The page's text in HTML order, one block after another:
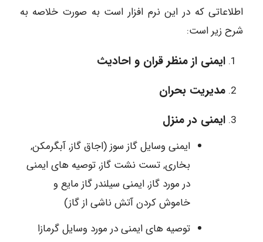
اطلاعاتی که در این نرم افزار است به صورت خلاصه به
شرح زیر است:
ایمنی از منظر قران و احادیث
مدیریت بحران
ایمنی در منزل
ایمنی وسایل گاز سوز (اجاق گاز, آبگرمکن,
بخاری, تست نشت گاز, توصیه های ایمنی
در مورد گاز, ایمنی سیلندر گاز مایع و
خاموش کردن آتش ناشی از گاز)
توصیه های ایمنی در مورد وسایل گرمازا